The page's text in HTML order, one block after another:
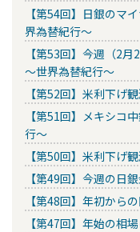
【第54回】日銀のマ
界為替紀行～
【第53回】今週（2
～世界為替紀行～
【第52回】米利下げ
【第51回】メキシコ
行～
【第50回】米利下げ
【第49回】今週の日
【第48回】年初から
【第47回】年始の相